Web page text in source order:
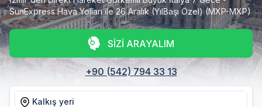
SunExpress Hava Yolları ile 26 Aralık (YılBaşı Özel) (MXP-MXP)
SİZİ ARAYALIM
+90 (542) 794 33 13
Kalkış yeri